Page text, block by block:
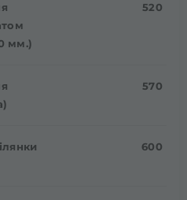
мм.)
520
570
600